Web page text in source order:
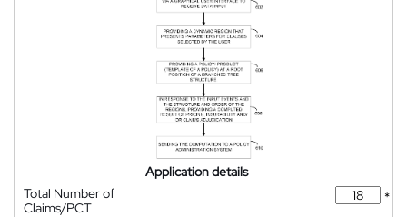
Application details
Total Number of
Claims/PCT
*